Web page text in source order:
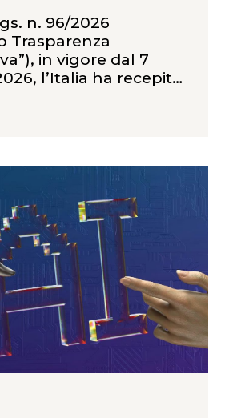
n. 96/2026
Trasparenza
in vigore dal 7
l’Italia ha recepito
(UE) 2023/970 sulla
il principio della
tra uomini
uno stesso lavoro
di pari valore. Il